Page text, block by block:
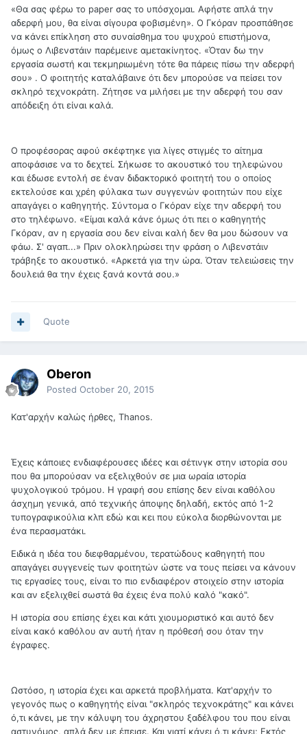
«Θα σας φέρω το paper σας το υπόσχομαι. Αφήστε απλά την
αδερφή μου, θα είναι σίγουρα φοβισμένη». Ο Γκόραν προσπάθησε
να κάνει επίκληση στο συναίσθημα του ψυχρού επιστήμονα,
όμως ο Λιβενστάιν παρέμεινε αμετακίνητος. «Όταν δω την
εργασία σωστή και τεκμηριωμένη τότε θα πάρεις πίσω την αδερφή
σου» . Ο φοιτητής καταλάβαινε ότι δεν μπορούσε να πείσει τον
σκληρό τεχνοκράτη. Ζήτησε να μιλήσει με την αδερφή του σαν
απόδειξη ότι είναι καλά.
Ο προφέσορας αφού σκέφτηκε για λίγες στιγμές το αίτημα
αποφάσισε να το δεχτεί. Σήκωσε το ακουστικό του τηλεφώνου
και έδωσε εντολή σε έναν διδακτορικό φοιτητή του ο οποίος
εκτελούσε και χρέη φύλακα των συγγενών φοιτητών που είχε
απαγάγει ο καθηγητής. Σύντομα ο Γκόραν είχε την αδερφή του
στο τηλέφωνο. «Είμαι καλά κάνε όμως ότι πει ο καθηγητής
Γκόραν, αν η εργασία σου δεν είναι καλή δεν θα μου δώσουν να
φάω. Σ' αγαπ...» Πριν ολοκληρώσει την φράση ο Λιβενστάιν
τράβηξε το ακουστικό. «Αρκετά για την ώρα. Όταν τελειώσεις την
δουλειά θα την έχεις ξανά κοντά σου.»
Quote
Oberon
Posted October 20, 2015
Kατ'αρχήν καλώς ήρθες, Thanos.
Έχεις κάποιες ενδιαφέρουσες ιδέες και σέτινγκ στην ιστορία σου
που θα μπορούσαν να εξελιχθούν σε μια ωραία ιστορία
ψυχολογικού τρόμου. Η γραφή σου επίσης δεν είναι καθόλου
άσχημη γενικά, από τεχνικής άποψης δηλαδή, εκτός από 1-2
τυπογραφικούλια κλπ εδώ και κει που εύκολα διορθώνονται με
ένα περασματάκι.
Ειδικά η ιδέα του διεφθαρμένου, τερατώδους καθηγητή που
απαγάγει συγγενείς των φοιτητών ώστε να τους πείσει να κάνουν
τις εργασίες τους, είναι το πιο ενδιαφέρον στοιχείο στην ιστορία
και αν εξελιχθεί σωστά θα έχεις ένα πολύ καλό "κακό".
Η ιστορία σου επίσης έχει και κάτι χιουμοριστικό και αυτό δεν
είναι κακό καθόλου αν αυτή ήταν η πρόθεσή σου όταν την
έγραφες.
Ωστόσο, η ιστορία έχει και αρκετά προβλήματα. Κατ'αρχήν το
γεγονός πως ο καθηγητής είναι "σκληρός τεχνοκράτης" και κάνει
ό,τι κάνει, με την κάλυψη του άχρηστου ξαδέλφου του που είναι
αστυνόμος, απλά δεν με έπεισε. Και γιατί κάνει ό,τι κάνει; Εκτός